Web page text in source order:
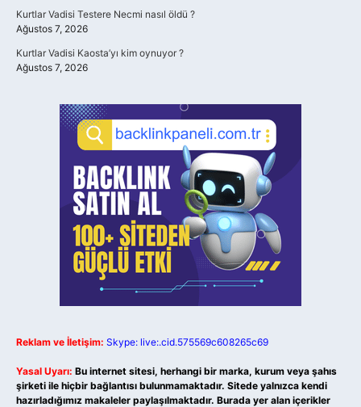
Kurtlar Vadisi Testere Necmi nasıl öldü ?
Ağustos 7, 2026
Kurtlar Vadisi Kaosta’yı kim oynuyor ?
Ağustos 7, 2026
Reklam ve İletişim: Skype: live:.cid.575569c608265c69
Yasal Uyarı: Bu internet sitesi, herhangi bir marka, kurum veya şahıs
şirketi ile hiçbir bağlantısı bulunmamaktadır. Sitede yalnızca kendi
hazırladığımız makaleler paylaşılmaktadır. Burada yer alan içerikler